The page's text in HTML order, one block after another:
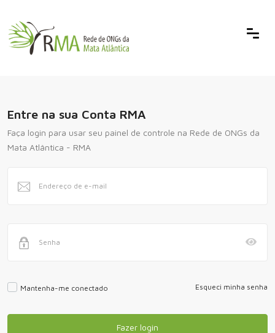
Entre na sua Conta RMA
Faça login para usar seu painel de controle na Rede de ONGs da
Mata Atlântica - RMA
Mantenha-me conectado Esqueci minha senha
Fazer login